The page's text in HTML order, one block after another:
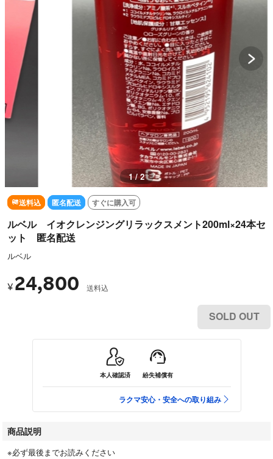
1 / 2
送料込 匿名配送 すぐに購入可
ルベル イオクレンジングリラックスメント200ml×24本セ
ット 匿名配送
ルベル
¥ 24,800 送料込
SOLD OUT
本人確認済 紛失補償有
ラクマ安心・安全への取り組み
商品説明
※必ず最後までお読みください